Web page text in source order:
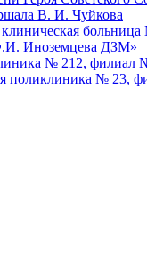
В. И. Чуйкова
клиническая
Иноземцева ДЗМ»
№ 212, филиал
поликлиника № 23,